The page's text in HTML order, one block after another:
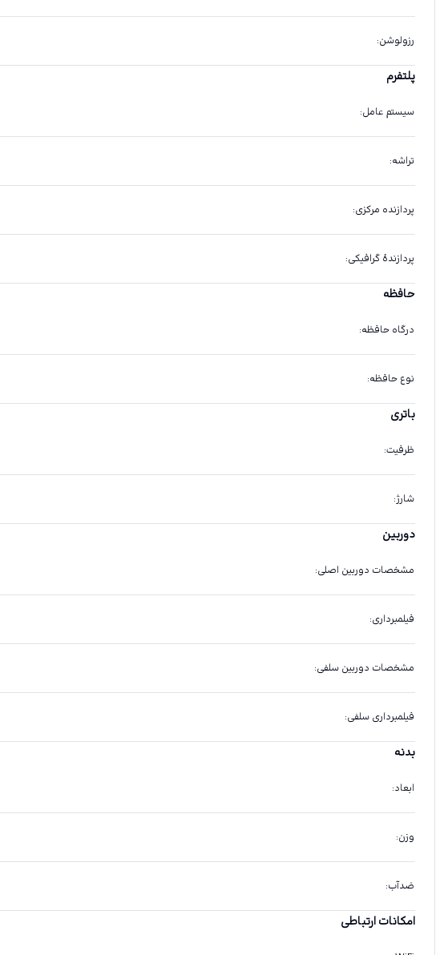
رزولوشن:
پلتفرم
سیستم عامل:
تراشه:
پردازنده مرکزی:
پردازندهٔ گرافیکی:
حافظه
درگاه حافظه:
نوع حافظه:
باتری
ظرفیت:
شارژ:
دوربین
مشخصات دوربین اصلی:
فیلمبرداری:
مشخصات دوربین سلفی:
فیلمبرداری سلفی:
بدنه
ابعاد:
وزن:
ضدآب:
امکانات ارتباطی